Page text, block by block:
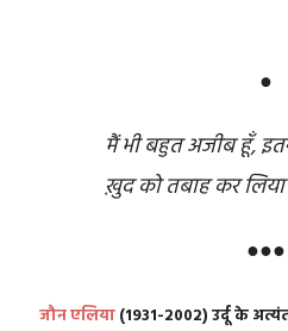
●
मैं भी बहुत अजीब हूँ,
ख़ुद को तबाह कर
●●●
जौन एलिया(1931-2002) उर्दू के